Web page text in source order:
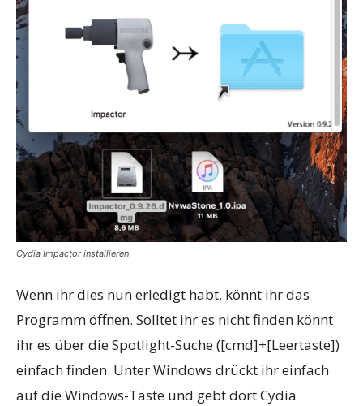
Cydia Impactor installieren
Wenn ihr dies nun erledigt habt, könnt ihr das
Programm öffnen. Solltet ihr es nicht finden könnt
ihr es über die Spotlight-Suche ([cmd]+[Leertaste])
einfach finden. Unter Windows drückt ihr einfach
auf die Windows-Taste und gebt dort Cydia